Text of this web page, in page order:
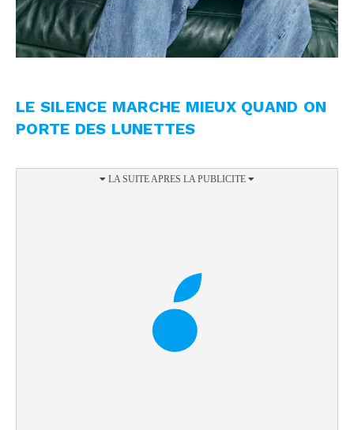
LE SILENCE MARCHE MIEUX QUAND ON
PORTE DES LUNETTES